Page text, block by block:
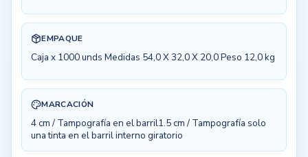
EMPAQUE
Caja x 1000 unds Medidas 54,0 X 32,0 X 20,0 Peso 12,0 kg
MARCACIÓN
4 cm / Tampografía en el barril1.5 cm / Tampografía solo
una tinta en el barril interno giratorio